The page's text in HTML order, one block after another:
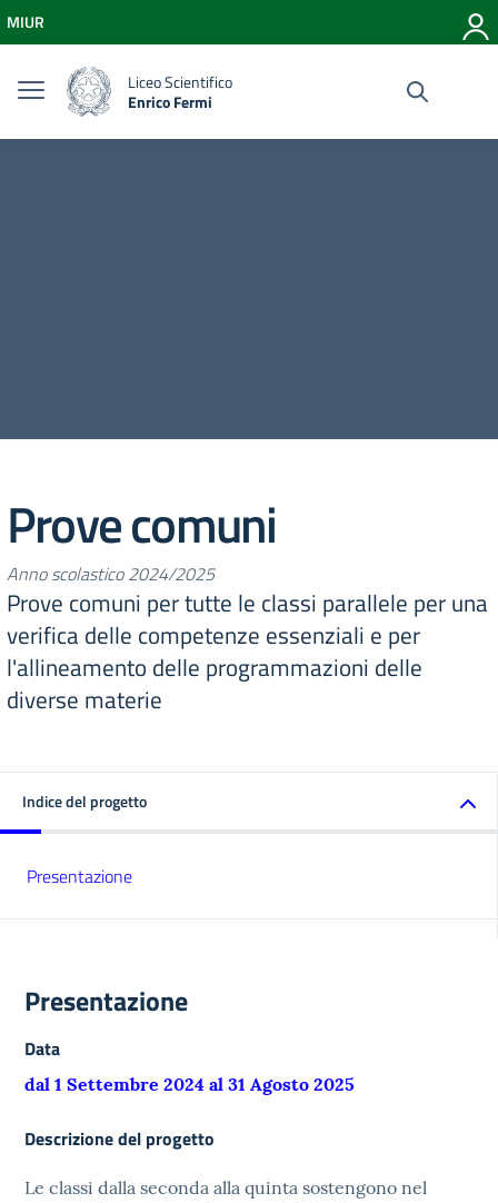
Vai al menu di navigazione
Vai al footer
MIUR
Liceo Scientifico
Enrico Fermi
Prove comuni
Anno scolastico 2024/2025
Prove comuni per tutte le classi parallele per una
verifica delle competenze essenziali e per
l'allineamento delle programmazioni delle
diverse materie
Indice del progetto
Presentazione
Presentazione
Data
dal 1 Settembre 2024 al 31 Agosto 2025
Descrizione del progetto
Le classi dalla seconda alla quinta sostengono nel